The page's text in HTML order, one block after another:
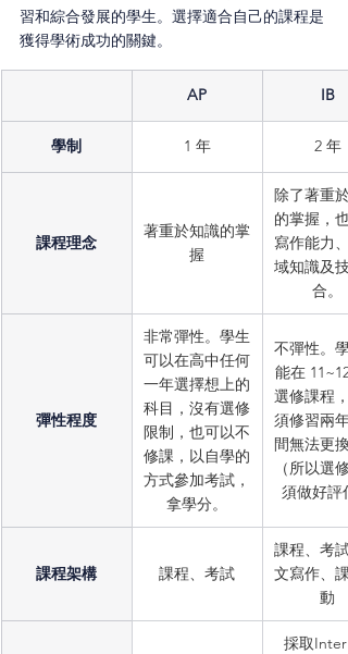
習和綜合發展的學生。選擇適合自己的課程是
獲得學術成功的關鍵。
AP IB
學制 1 年 2 年
課程理念
著重於知識的掌
握
除了著重於
的掌握，也
寫作能力、
域知識及技
合。
彈性程度
非常彈性。學生
可以在高中任何
一年選擇想上的
科目，沒有選修
限制，也可以不
修課，以自學的
方式參加考試，
拿學分。
不彈性。學
能在 11~12
選修課程，
須修習兩年
間無法更換
（所以選
須做好評
課程架構 課程、考試
課程、考試
文寫作、課
動
採取